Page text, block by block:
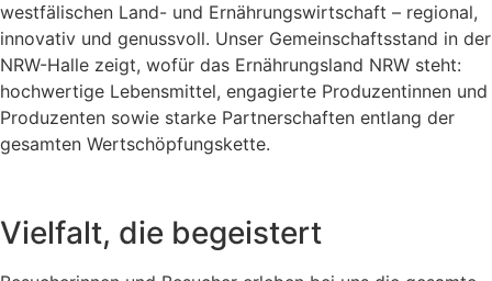
westfälischen Land- und Ernährungswirtschaft – regional,
innovativ und genussvoll. Unser Gemeinschaftsstand in der
NRW-Halle zeigt, wofür das Ernährungsland NRW steht:
hochwertige Lebensmittel, engagierte Produzentinnen und
Produzenten sowie starke Partnerschaften entlang der
gesamten Wertschöpfungskette.
Vielfalt, die begeistert